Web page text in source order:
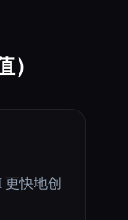
）
快地创